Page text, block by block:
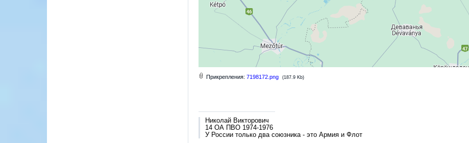
Прикрепления: 7198172.png (187.9 Kb)
Николай Викторович
14 ОА ПВО 1974-1976
У России только два союзника - это Армия и Флот